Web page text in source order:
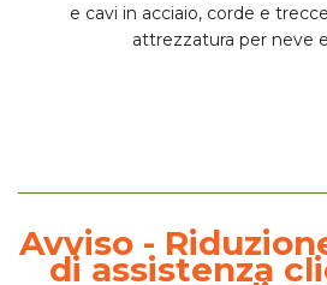
e cavi in acciaio, corde e
attrezzatura per neve
Avviso -
di assistenza